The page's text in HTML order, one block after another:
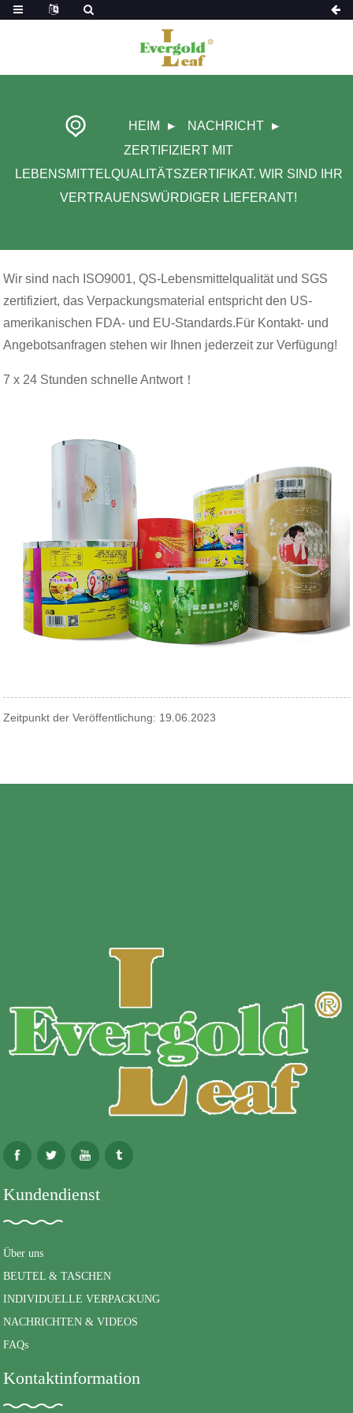
HEIM
NACHRICHT
ZERTIFIZIERT MIT
LEBENSMITTELQUALITÄTSZERTIFIKAT. WIR SIND IHR
VERTRAUENSWÜRDIGER LIEFERANT!
Wir sind nach ISO9001, QS-Lebensmittelqualität und SGS
zertifiziert, das Verpackungsmaterial entspricht den US-
amerikanischen FDA- und EU-Standards.Für Kontakt- und
Angebotsanfragen stehen wir Ihnen jederzeit zur Verfügung!
7 x 24 Stunden schnelle Antwort！
Zeitpunkt der Veröffentlichung: 19.06.2023
Kundendienst
Über uns
BEUTEL & TASCHEN
INDIVIDUELLE VERPACKUNG
NACHRICHTEN & VIDEOS
FAQs
Kontaktinformation